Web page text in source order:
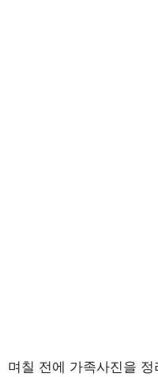
며칠 전에 가족사진을